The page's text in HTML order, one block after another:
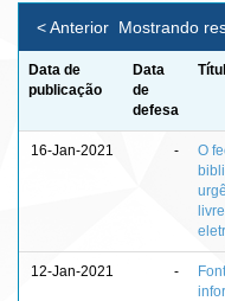
Mostrando
< Anterior
Data de
publicação
Data
de
defesa
16-Jan-2021 -
O
12-Jan-2021 -